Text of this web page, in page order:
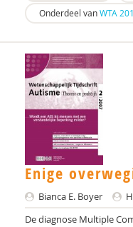
Yvonne Bouman
Liesbeth
Arie Boven
Frederik Boven
G.M. Boxhoorn
Bianca Boyer
Bianca E. Boyer
Karen Braamse
Onderdeel vanWTA
Enige
Bianca E. Boyer
De diagnose Multiple